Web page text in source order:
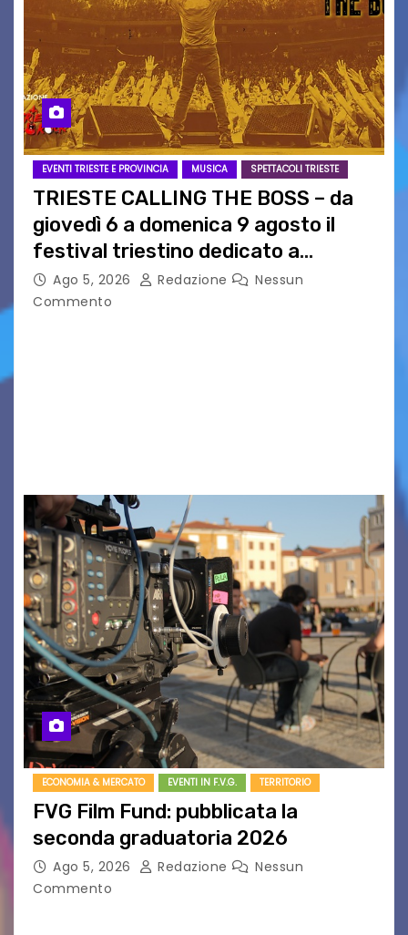
EVENTI TRIESTE E PROVINCIA MUSICA SPETTACOLI TRIESTE
TRIESTE CALLING THE BOSS – da
giovedì 6 a domenica 9 agosto il
festival triestino dedicato a
Springsteen
Ago 5, 2026 Redazione
Nessun
Commento
ECONOMIA & MERCATO EVENTI IN F.V.G. TERRITORIO
FVG Film Fund: pubblicata la
seconda graduatoria 2026
Ago 5, 2026 Redazione
Nessun
Commento